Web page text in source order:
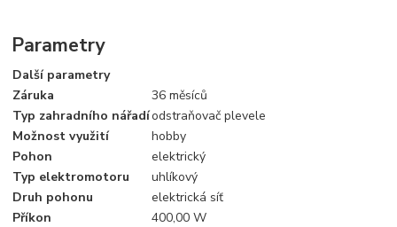
Parametry
Další parametry
Záruka
36 měsíců
Typ zahradního nářadíodstraňovač plevele
Možnost využití
hobby
Pohon
elektrický
Typ elektromotoru
uhlíkový
Druh pohonu
elektrická síť
Příkon
400,00 W